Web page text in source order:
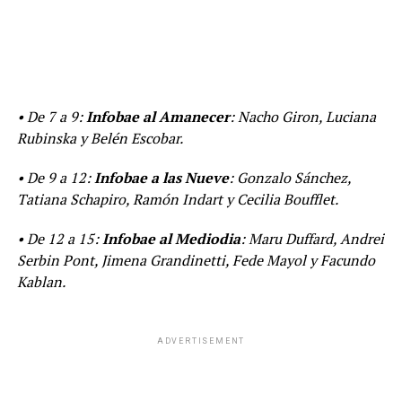
• De 7 a 9:Infobae al Amanecer: Nacho Giron, Luciana
Rubinska y Belén Escobar.
• De 9 a 12:Infobae a las Nueve: Gonzalo Sánchez,
Tatiana Schapiro, Ramón Indart y Cecilia Boufflet.
• De 12 a 15:Infobae al Mediodia: Maru Duffard, Andrei
Serbin Pont, Jimena Grandinetti, Fede Mayol y Facundo
Kablan.
ADVERTISEMENT